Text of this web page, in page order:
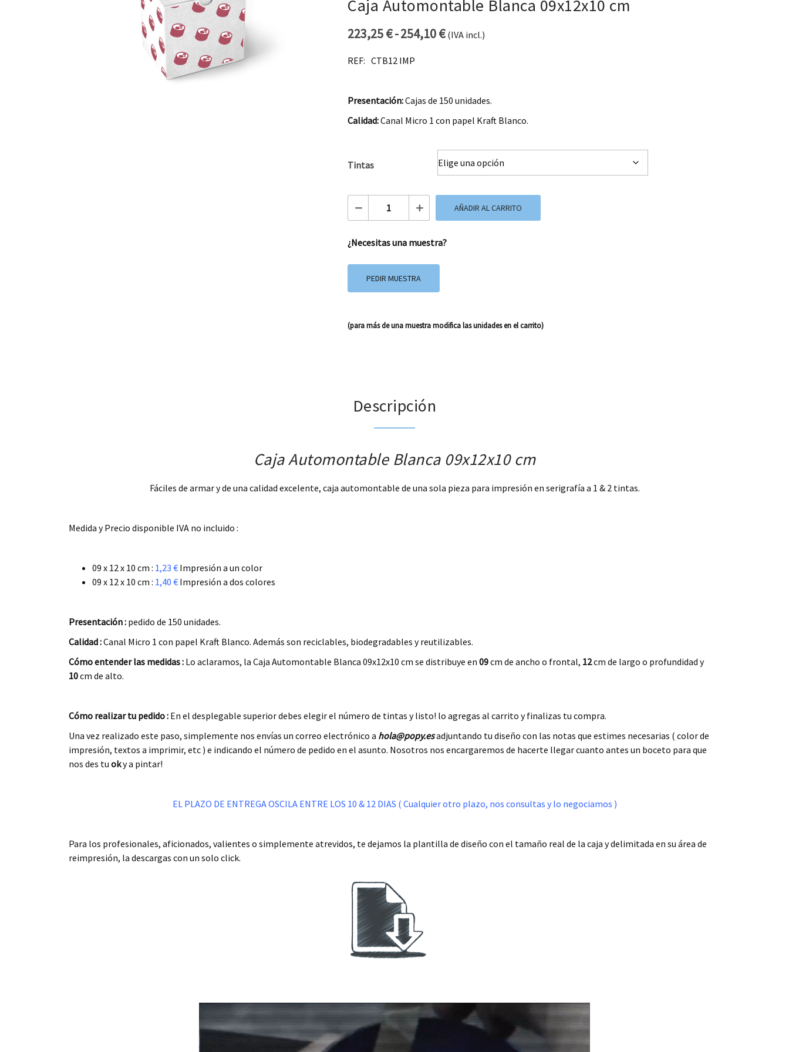
Caja Automontable Blanca 09x12x10 cm
223,25€-254,10€
Rango de precios: desde 223,25 € hasta 254,10 €
(IVA incl.)
REF: CTB12 IMP
Presentación:Cajas de 150 unidades.
Calidad:Canal Micro 1 con papel Kraft Blanco.
Tintas
Caja Automontable Blanca 09x12x10 cm cantidad
AÑADIR AL CARRITO
¿Necesitas una muestra?
PEDIR MUESTRA
(para más de una muestra modifica las unidades en el carrito)
Descripción
Caja Automontable Blanca 09x12x10 cm
Fáciles de armar y de una calidad excelente, caja automontable de una sola pieza para impresión en serigrafía a 1 & 2 tintas.
Medida y Precio disponible IVA no incluido :
09 x 12 x 10 cm : 1,23 € Impresión a un color
09 x 12 x 10 cm : 1,40 € Impresión a dos colores
Presentación : pedido de 150 unidades.
Calidad :Canal Micro 1 con papel Kraft Blanco. Además son reciclables, biodegradables y reutilizables.
Cómo entender las medidas : Lo aclaramos, la Caja Automontable Blanca 09x12x10 cm se distribuye en 09cm de ancho o frontal, 12cm de largo o profundidad y
10cm de alto.
Cómo realizar tu pedido : En el desplegable superior debes elegir el número de tintas y listo! lo agregas al carrito y finalizas tu compra.
Una vez realizado este paso, simplemente nos envías un correo electrónico a hola@popy.esadjuntando tu diseño con las notas que estimes necesarias ( color de
impresión, textos a imprimir, etc ) e indicando el número de pedido en el asunto. Nosotros nos encargaremos de hacerte llegar cuanto antes un boceto para que
nos des tu oky a pintar!
EL PLAZO DE ENTREGA OSCILA ENTRE LOS 10 & 12 DIAS ( Cualquier otro plazo, nos consultas y lo negociamos )
Para los profesionales, aficionados, valientes o simplemente atrevidos, te dejamos la plantilla de diseño con el tamaño real de la caja y delimitada en su área de
reimpresión, la descargas con un solo click.